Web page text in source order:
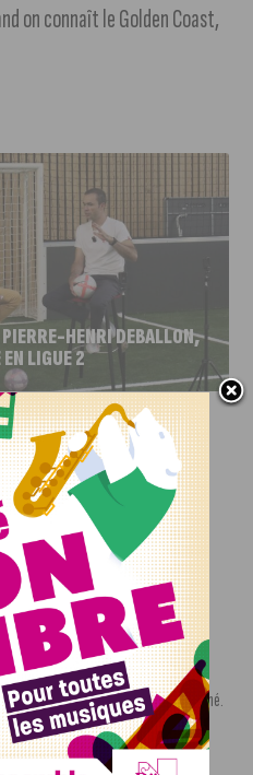
on connaît le Golden Coast,
HENRI DEBALLON,
LIGUE 2
avec Pierre-Henri
l’artisan de la montée en
de retour en Ligue 2 après trois ans
saison...
à la JDA Basket,
est dijonnais
de la JDA n’est pas encore terminé.
recrue vient...